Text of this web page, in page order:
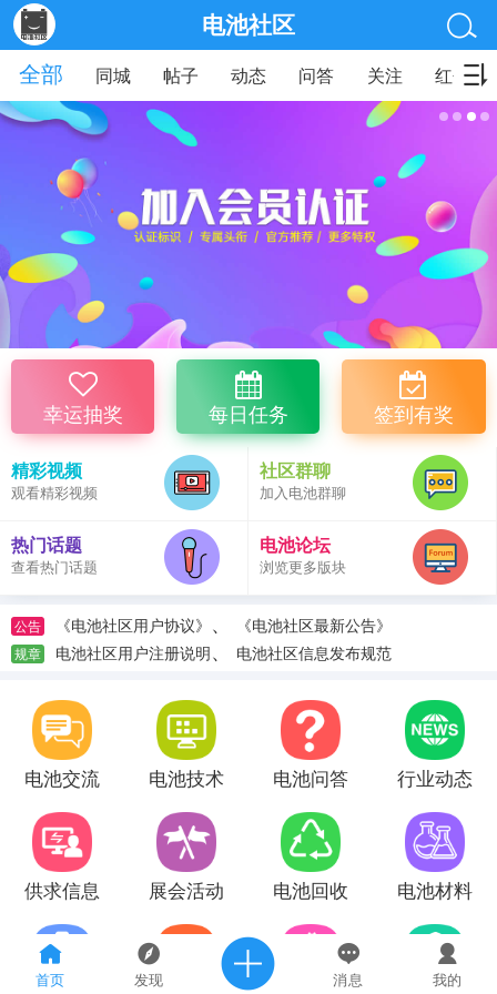
首页 发现 消息 我的
电池社区
全部
同城 帖子 动态 问答 关注 红包
幸运抽奖 每日任务 签到有奖
精彩视频
观看精彩视频
社区群聊
加入电池群聊
热门话题
查看热门话题
电池论坛
浏览更多版块
公告 《电池社区用户协议》 、 《电池社区最新公告》
规章 电池社区用户注册说明、 电池社区信息发布规范
电池交流 电池技术 电池问答 行业动态
供求信息 展会活动 电池回收 电池材料